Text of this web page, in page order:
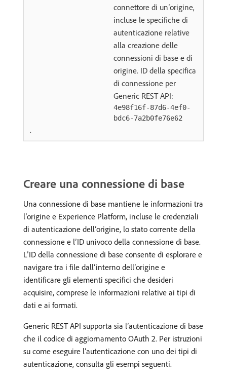
connettore di un’origine,
incluse le specifiche di
autenticazione relative
alla creazione delle
connessioni di base e di
origine. ID della specifica
di connessione per
Generic REST API:
4e98f16f-87d6-4ef0-
bdc6-7a2b0fe76e62
.
Creare una connessione di base
Una connessione di base mantiene le informazioni tra
l’origine e Experience Platform, incluse le credenziali
di autenticazione dell’origine, lo stato corrente della
connessione e l’ID univoco della connessione di base.
L’ID della connessione di base consente di esplorare e
navigare tra i file dall’interno dell’origine e
identificare gli elementi specifici che desideri
acquisire, comprese le informazioni relative ai tipi di
dati e ai formati.
Generic REST API supporta sia l’autenticazione di base
che il codice di aggiornamento OAuth 2. Per istruzioni
su come eseguire l’autenticazione con uno dei tipi di
autenticazione, consulta gli esempi seguenti.